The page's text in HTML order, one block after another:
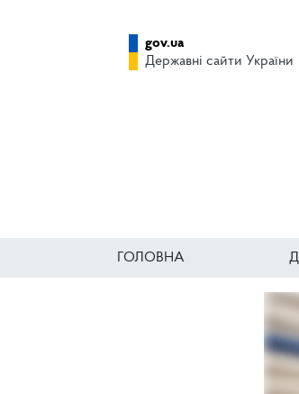
gov.ua
Державні сайти України
ГОЛОВНА